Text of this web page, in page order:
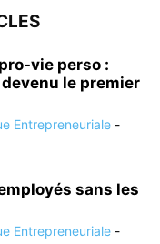
vie perso :
le premier
Entrepreneuriale -
sans les
Entrepreneuriale -